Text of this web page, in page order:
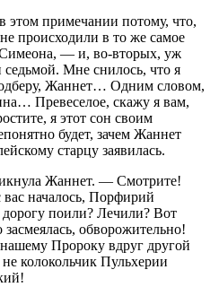
этом примечании потому, что,
происходили в то же самое
Симеона, — и, во-вторых, уж
седьмой. Мне снилось, что я
Жаннет… Одним словом,
Превеселое, скажу я вам,
я этот сон своим
будет, зачем Жаннет
старцу заявилась.
Жаннет. — Смотрите!
началось, Порфирий
поили? Лечили? Вот
обворожительно!
Пророку вдруг другой
колокольчик Пульхерии